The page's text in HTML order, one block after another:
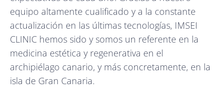
equipo altamente cualificado y a la constante
actualización en las últimas tecnologías, IMSEI
CLINIC hemos sido y somos un referente en la
medicina estética y regenerativa en el
archipiélago canario, y más concretamente, en la
isla de Gran Canaria.